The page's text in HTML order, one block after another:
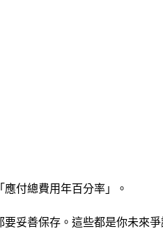
付總費用年百分率」。
妥善保存。這些都是你未來爭